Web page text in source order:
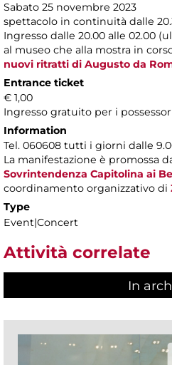
Sabato 25 novembre 2023
spettacolo in continuità dalle
Ingresso dalle 20.00 alle 02.00
al museo che alla mostra in
nuovi ritratti di Augusto da
Entrance ticket
€ 1,00
Ingresso gratuito per i
Information
Tel. 060608 tutti i giorni dalle
La manifestazione è promossa
Sovrintendenza Capitolina ai
coordinamento organizzativo di
Type
Event|Concert
Attività correlate
In